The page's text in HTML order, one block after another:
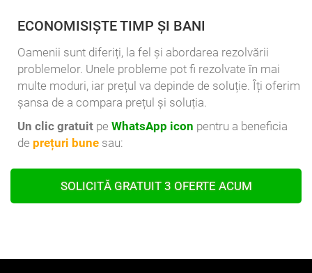
ECONOMISIȘTE TIMP ȘI BANI
Oamenii sunt diferiți, la fel și abordarea rezolvării
problemelor. Unele probleme pot fi rezolvate în mai
multe moduri, iar prețul va depinde de soluție. Îți oferim
șansa de a compara prețul și soluția.
Un clic gratuit pe WhatsApp icon pentru a beneficia
de prețuri bune sau:
SOLICITĂ GRATUIT 3 OFERTE ACUM